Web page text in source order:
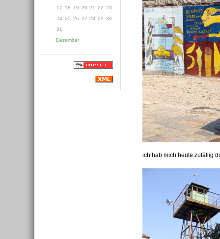
ich hab mich heute zufällig
17
18 19 20 21 22 23
24 25 26 27 28 29 30
31
Dezember